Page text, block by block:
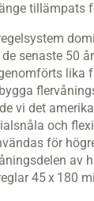
tillämpats
senaste 50
lika
vi det
och
för
av
45 x 180